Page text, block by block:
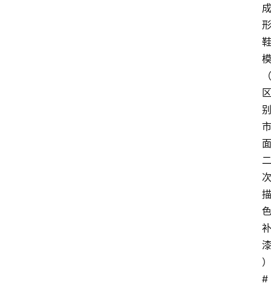
成
形
鞋
模
（
区
别
市
面
二
次
描
色
补
漆
）
#